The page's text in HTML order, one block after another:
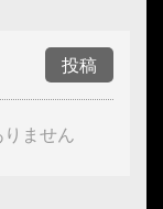
投稿
ません